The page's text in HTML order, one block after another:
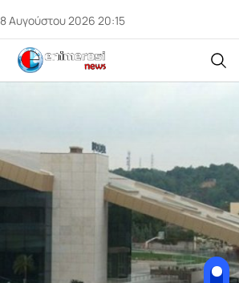
8 Αυγούστου 2026 20:15